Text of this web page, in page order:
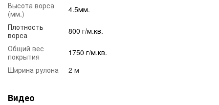
Высота ворса
(мм.)
4.5мм.
Плотность
ворса
800 г/м.кв.
Общий вес
покрытия
1750 г/м.кв.
Ширина рулона
2 м
Видео